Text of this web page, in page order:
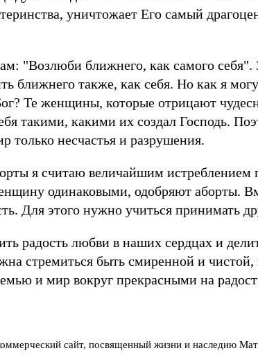
уничтожает Его самый
"Возлюби ближнего, как самого
ближнего также, как себя. Но как я
Те женщины, которые отрицают
такими, какими их создал Господь.
только несчастья и разрушения.
я считаю величайшим истреблением
одинаковыми, одобряют аборты.
Для этого нужно учиться принимать
радость любви в наших сердцах и
стремиться быть смиренной и
и мир вокруг прекрасными на
сайт, посвященный жизни и наследию